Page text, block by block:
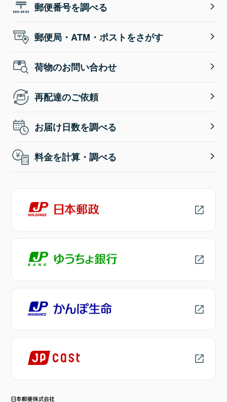
郵便番号を調べる
郵便局・ATM・ポストをさがす
荷物のお問い合わせ
再配達のご依頼
お届け日数を調べる
料金を計算・調べる